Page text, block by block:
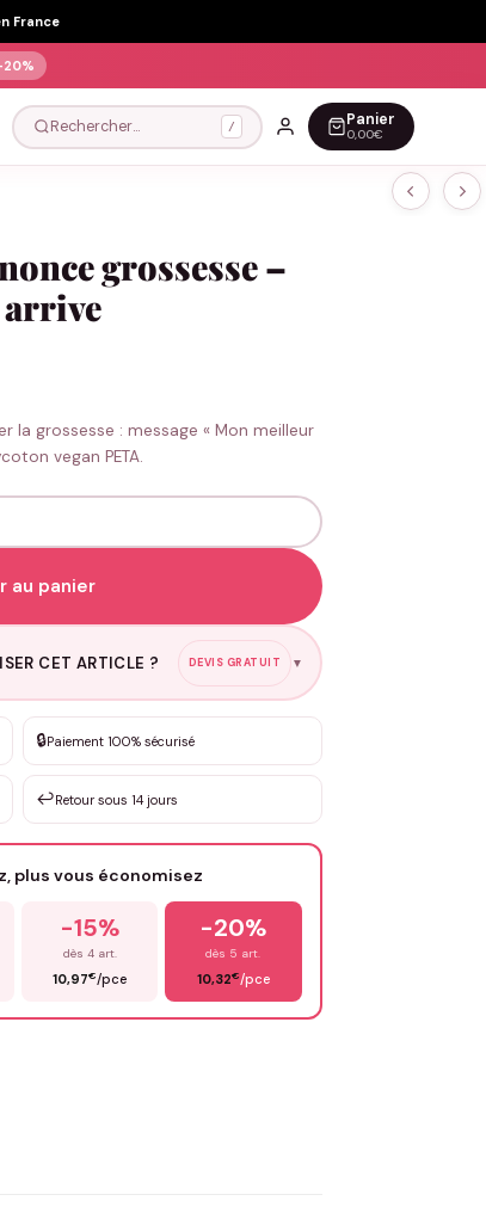
France
Rechercher… / Panier
0,00€
grossesse –
la grossesse : message « Mon meilleur
vegan PETA.
grossesse - Mon meilleur ami arrive
au panier
CET ARTICLE ? DEVIS GRATUIT ▼
3 à 10€ selon la demande
Votre texte / idée*
*
🔒Paiement 100% sécurisé
↩️Retour sous 14 jours
plus vous économisez
-15%
dès 4 art.
10,97€/pce
-20%
dès 5 art.
10,32€/pce